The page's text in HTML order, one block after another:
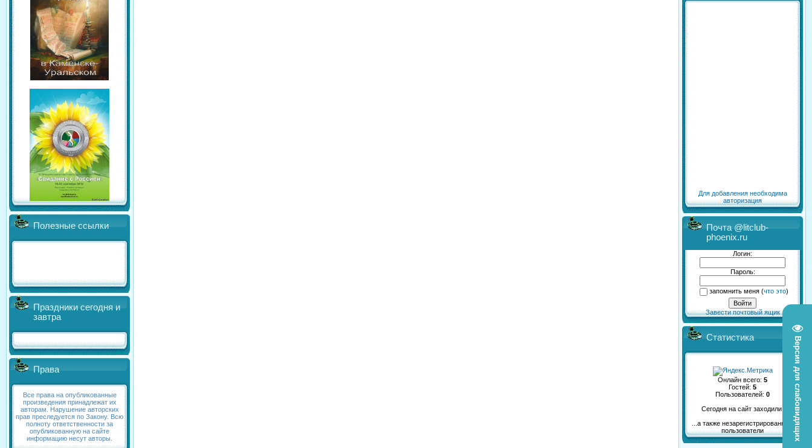
Версия для слабовидящих
Полезные ссылки
Праздники сегодня и
завтра
Права
Все права на опубликованные
произведения принадлежат их
авторам. Нарушение авторских
прав преследуется по Закону. Всю
полноту ответственности за
опубликованную на сайте
информацию несут авторы.
Для добавления необходима
авторизация
Почта @litclub-
phoenix.ru
Логин:
Пароль:
запомнить меня(что это)
Завести почтовый ящик
Статистика
Онлайн всего: 5
Гостей: 5
Пользователей: 0
Сегодня на сайт заходили:
...а также незарегистрированные
пользователи